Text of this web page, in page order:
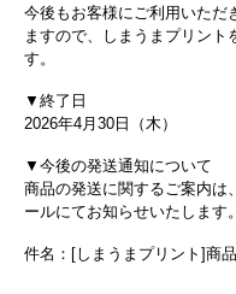
今後もお客様にご利用いただ
ますので、しまうまプリント
す。
▼終了日
2026年4月30日（木）
▼今後の発送通知について
商品の発送に関するご案内は
ールにてお知らせいたします。
件名：[しまうまプリント]商